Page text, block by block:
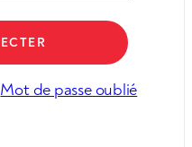
Mot de passe oublié